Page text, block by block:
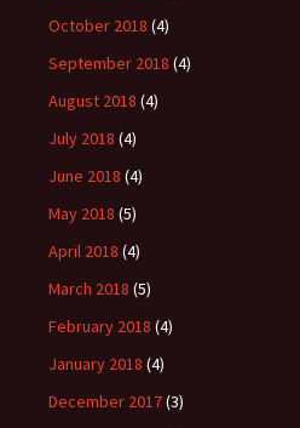
October 2018 (4)
September 2018 (4)
August 2018 (4)
July 2018 (4)
June 2018 (4)
May 2018 (5)
April 2018 (4)
March 2018 (5)
February 2018 (4)
January 2018 (4)
December 2017(3)